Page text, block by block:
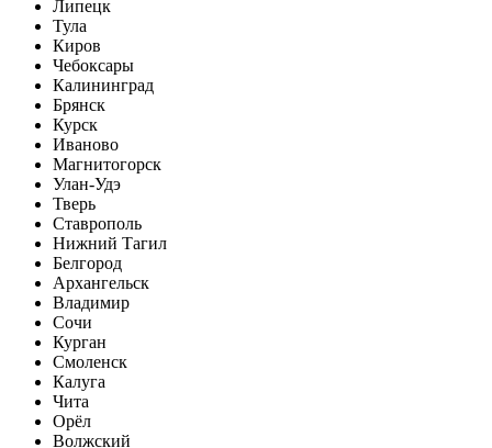
Липецк
Тула
Киров
Чебоксары
Калининград
Брянск
Курск
Иваново
Магнитогорск
Улан-Удэ
Тверь
Ставрополь
Нижний Тагил
Белгород
Архангельск
Владимир
Сочи
Курган
Смоленск
Калуга
Чита
Орёл
Волжский